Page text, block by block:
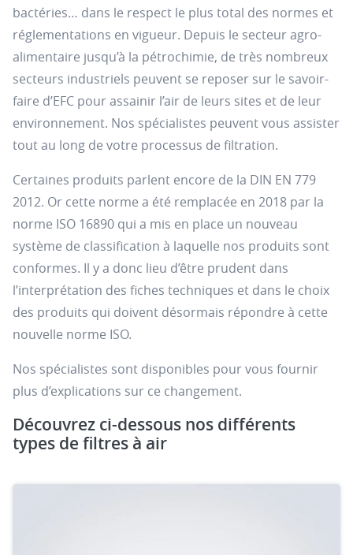
bactéries… dans le respect le plus total des normes et
réglementations en vigueur. Depuis le secteur agro-
alimentaire jusqu’à la pétrochimie, de très nombreux
secteurs industriels peuvent se reposer sur le savoir-
faire d’EFC pour assainir l’air de leurs sites et de leur
environnement. Nos spécialistes peuvent vous assister
tout au long de votre processus de filtration.
Certaines produits parlent encore de la DIN EN 779
2012. Or cette norme a été remplacée en 2018 par la
norme ISO 16890 qui a mis en place un nouveau
système de classification à laquelle nos produits sont
conformes. Il y a donc lieu d’être prudent dans
l’interprétation des fiches techniques et dans le choix
des produits qui doivent désormais répondre à cette
nouvelle norme ISO.
Nos spécialistes sont disponibles pour vous fournir
plus d’explications sur ce changement.
Découvrez ci-dessous nos différents
types de filtres à air